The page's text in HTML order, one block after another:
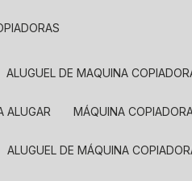
ALUGUEL DE MAQUINA
ALUGAR MÁQUINA
ALUGUEL DE MÁQUINA